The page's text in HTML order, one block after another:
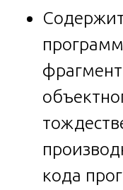
кода